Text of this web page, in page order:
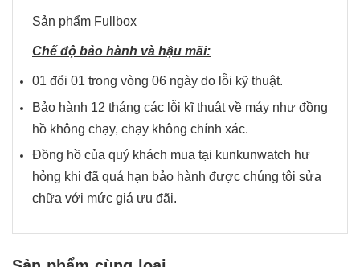
Sản phẩm Fullbox
Chế độ bảo hành và hậu mãi:
01 đổi 01 trong vòng 06 ngày do lỗi kỹ thuật.
Bảo hành 12 tháng các lỗi kĩ thuật về máy như đồng
hồ không chạy, chạy không chính xác.
Đồng hồ của quý khách mua tại kunkunwatch hư
hỏng khi đã quá hạn bảo hành được chúng tôi sửa
chữa với mức giá ưu đãi.